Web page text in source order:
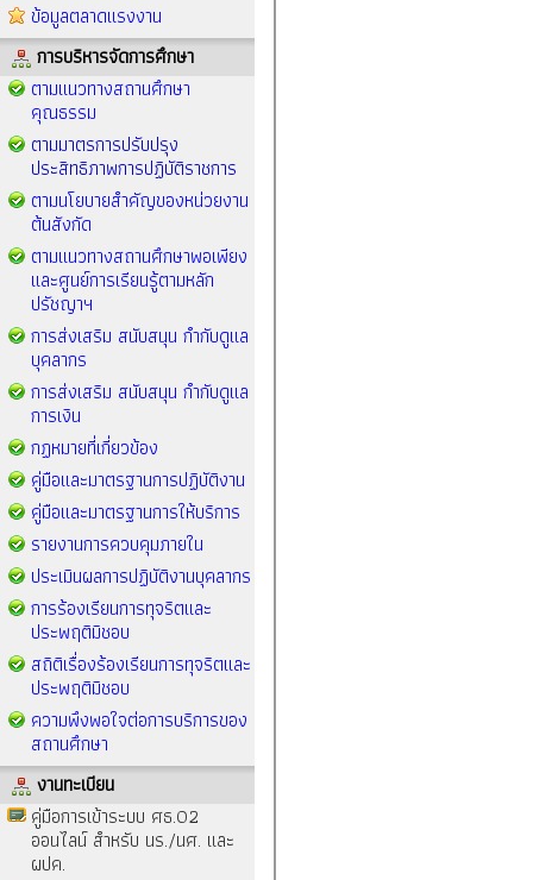
ข้อมูลตลาดแรงงาน
การบริหารจัดการศึกษา
ตามแนวทางสถานศึกษา
คุณธรรม
ตามมาตรการปรับปรุง
ประสิทธิภาพการปฏิบัติราชการ
ตามนโยบายสำคัญของหน่วยงาน
ต้นสังกัด
ตามแนวทางสถานศึกษาพอเพียง
และศูนย์การเรียนรู้ตามหลัก
ปรัชญาฯ
การส่งเสริม สนับสนุน กำกับดูแล
บุคลากร
การส่งเสริม สนับสนุน กำกับดูแล
การเงิน
กฏหมายที่เกี่ยวข้อง
คู่มือและมาตรฐานการปฏิบัติงาน
คู่มือและมาตรฐานการให้บริการ
รายงานการควบคุมภายใน
ประเมินผลการปฏิบัติงานบุคลากร
การร้องเรียนการทุจริตและ
ประพฤติมิชอบ
สถิติเรื่องร้องเรียนการทุจริตและ
ประพฤติมิชอบ
ความพึงพอใจต่อการบริการของ
สถานศึกษา
งานทะเบียน
คู่มือการเข้าระบบ ศธ.02
ออนไลน์ สำหรับ นร./นศ. และ
ผปค.